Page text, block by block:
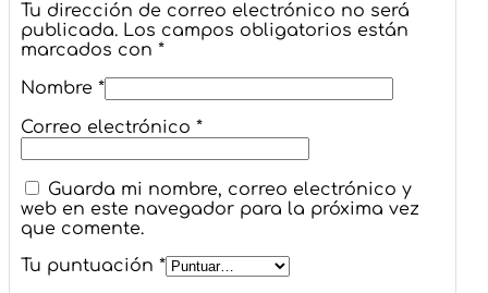
Tu dirección de correo electrónico no será
publicada. Los campos obligatorios están
marcados con *
Nombre *
Correo electrónico *
Guarda mi nombre, correo electrónico y
web en este navegador para la próxima vez
que comente.
Tu puntuación *